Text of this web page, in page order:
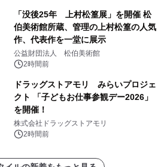
「没後25年 上村松篁展」を開催 松
伯美術館所蔵、管理の上村松篁の人気
作、代表作を一堂に展示
公益財団法人 松伯美術館
2時間前
ドラッグストアモリ みらいプロジェ
クト 「子どもお仕事参観デー2026」
を開催！
株式会社ドラッグストアモリ
2時間前